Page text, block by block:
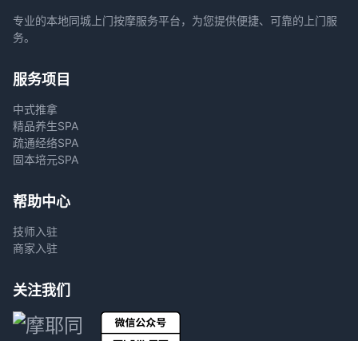
专业的本地同城上门按摩服务平台，为您提供便捷、可靠的上门服
务。
服务项目
中式推拿
精品养生SPA
疏通经络SPA
固本培元SPA
帮助中心
技师入驻
商家入驻
关注我们